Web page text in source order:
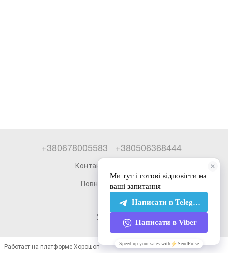
+380678005583 +380506368444
Контактна інформація
Повна версія сайту
© 2026
Укр Рус
Работает на платформе Хорошоп